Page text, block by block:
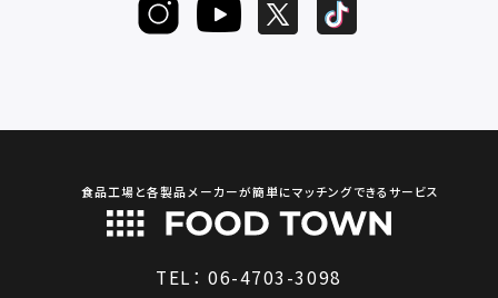
食品工場と各製品メーカーが簡単にマッチングできるサービス
TEL：06-4703-3098